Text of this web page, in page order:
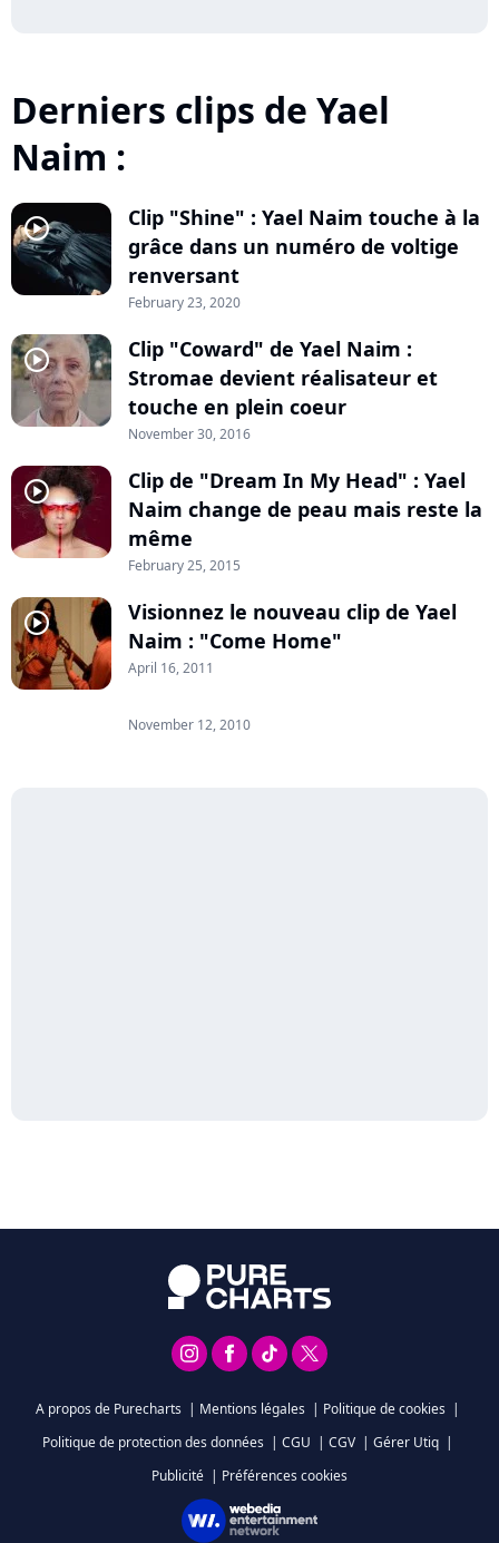
Derniers clips de Yael
Naim :
player2
Clip "Shine" : Yael Naim touche à la
grâce dans un numéro de voltige
renversant
February 23, 2020
player2
Clip "Coward" de Yael Naim :
Stromae devient réalisateur et
touche en plein coeur
November 30, 2016
player2
Clip de "Dream In My Head" : Yael
Naim change de peau mais reste la
même
February 25, 2015
player2
Visionnez le nouveau clip de Yael
Naim : "Come Home"
April 16, 2011
November 12, 2010
A propos de Purecharts | Mentions légales | Politique de cookies |
Politique de protection des données | CGU | CGV | Gérer Utiq |
Publicité | Préférences cookies